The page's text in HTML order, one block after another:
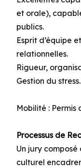
et orale),
publics.
Esprit d’équipe
relationnelles.
Rigueur,
Gestion du stress.
Mobilité : Permis
Processus de
Un jury
culturel